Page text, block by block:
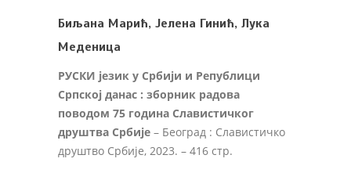
Биљана Марић, Јелена Гинић, Лука
Меденица
РУСКИ језик у Србији и Републици
Српској данас : зборник радова
поводом 75 година Славистичког
друштва Србије – Београд : Славистичко
друштво Србије, 2023. – 416 стр.